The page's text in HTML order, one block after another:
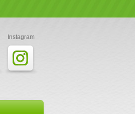
Instagram